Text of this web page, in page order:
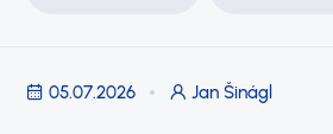
05.07.2026 Jan Šinágl